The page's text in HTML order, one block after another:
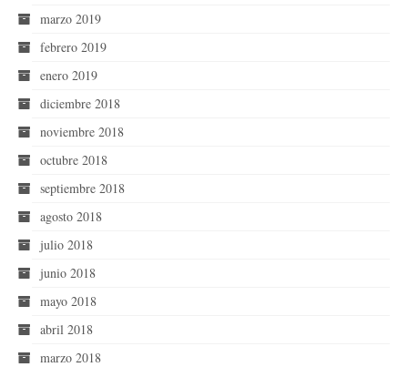
marzo 2019
febrero 2019
enero 2019
diciembre 2018
noviembre 2018
octubre 2018
septiembre 2018
agosto 2018
julio 2018
junio 2018
mayo 2018
abril 2018
marzo 2018